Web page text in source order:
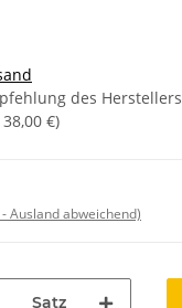
des Herstellers
38,00 €)
- Ausland abweichend)
Satz